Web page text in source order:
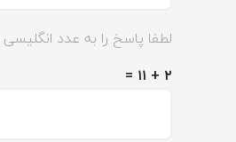
لطفا پاسخ را به عدد انگلیسی
۲ + ۱۱ =